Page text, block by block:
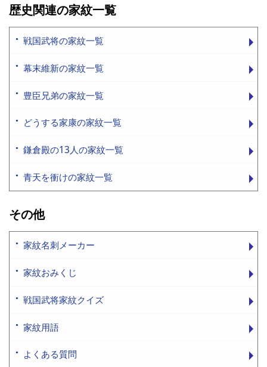
歴史関連の家紋一覧
戦国武将の家紋一覧
幕末維新の家紋一覧
豊臣兄弟の家紋一覧
どうする家康の家紋一覧
鎌倉殿の13人の家紋一覧
青天を衝けの家紋一覧
その他
家紋名刺メーカー
家紋おみくじ
戦国武将家紋クイズ
家紋用語
よくある質問